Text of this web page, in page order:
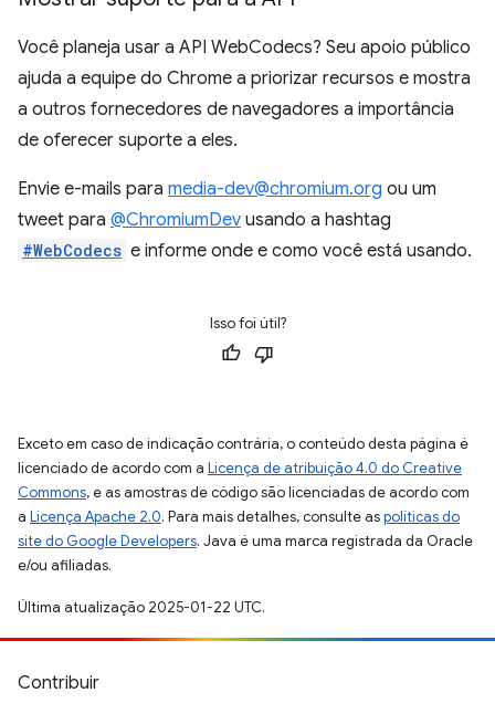
Você planeja usar a API WebCodecs? Seu apoio público
ajuda a equipe do Chrome a priorizar recursos e mostra
a outros fornecedores de navegadores a importância
de oferecer suporte a eles.
Envie e-mails para media-dev@chromium.org ou um
tweet para @ChromiumDev usando a hashtag
#WebCodecs e informe onde e como você está usando.
Isso foi útil?
Exceto em caso de indicação contrária, o conteúdo desta página é
licenciado de acordo com a Licença de atribuição 4.0 do Creative
Commons, e as amostras de código são licenciadas de acordo com
a Licença Apache 2.0. Para mais detalhes, consulte aspolíticas do
site do Google Developers. Java é uma marca registrada da Oracle
e/ou afiliadas.
Última atualização 2025-01-22 UTC.
Contribuir